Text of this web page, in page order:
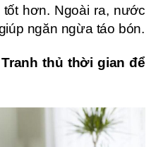
hơn. Ngoài ra, nước
ngăn ngừa táo bón.
thủ thời gian để